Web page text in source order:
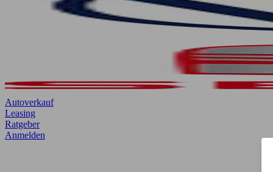
Autoverkauf
Leasing
Ratgeber
Anmelden